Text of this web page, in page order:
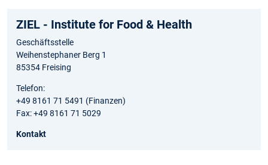
ZIEL - Institute for Food & Health
Geschäftsstelle
Weihenstephaner Berg 1
85354 Freising
Telefon:
+49 8161 71 5491 (Finanzen)
Fax: +49 8161 71 5029
Kontakt